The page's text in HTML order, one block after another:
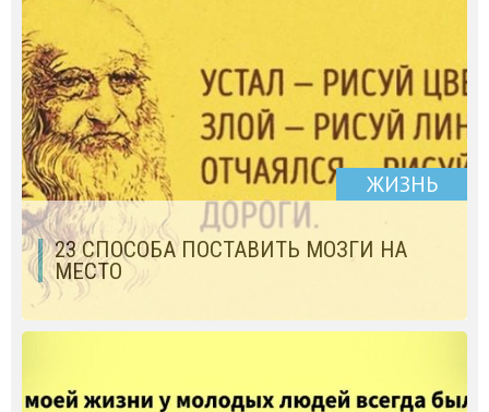
ЖИЗНЬ
23 СПОСОБА ПОСТАВИТЬ МОЗГИ НА
МЕСТО